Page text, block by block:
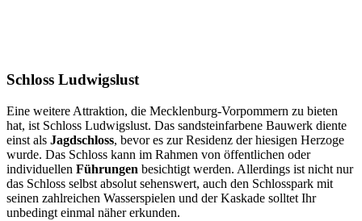
Schloss Ludwigslust
Eine weitere Attraktion, die Mecklenburg-Vorpommern zu bieten
hat, ist Schloss Ludwigslust. Das sandsteinfarbene Bauwerk diente
einst als Jagdschloss, bevor es zur Residenz der hiesigen Herzoge
wurde. Das Schloss kann im Rahmen von öffentlichen oder
individuellen Führungen besichtigt werden. Allerdings ist nicht nur
das Schloss selbst absolut sehenswert, auch den Schlosspark mit
seinen zahlreichen Wasserspielen und der Kaskade solltet Ihr
unbedingt einmal näher erkunden.